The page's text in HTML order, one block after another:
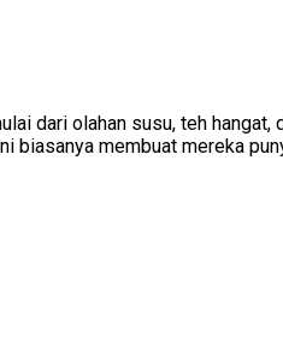
dari olahan susu, teh
biasanya membuat mereka